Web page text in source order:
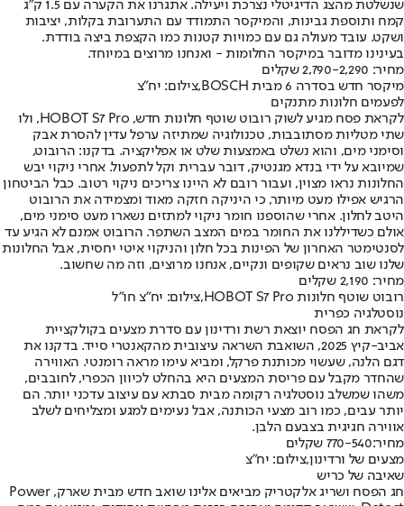
שנשלטת מהצג הדיגיטלי נצרכת ויעילה. אתגרנו את הקערה עם 1.5 ק"ג
קמח ותוספת גבינות, והמיקסר התמודד עם התערובת בקלות, יציבות
ושקט. עובד מעולה גם עם כמויות קטנות כמו הקצפת ביצה בודדת.
בעינינו מדובר במיקסר החלומות - ואנחנו מרוצים במיוחד.
מחיר: 2,790-2,290 שקלים
מיקסר חדש בסדרה 6 מבית BOSCH,צילום: יח"צ
לפעמים חלונות מתנקים
לקראת פסח מגיע לשוק רובוט שוטף חלונות חדש, HOBOT S7 Pro, ולו
שתי מטליות מסתובבות, טכנולוגיה שמתיזה ערפל עדין להסרת אבק
וסימני מים, והוא נשלט באמצעות שלט או אפליקציה. בדקנו: הרובוט,
שמיובא על ידי בנדא מגנטיק, דובר עברית וקל לתפעול. אחרי ניקוי יבש
החלונות נראו מצוין, ועבור רובם לא היינו צריכים ניקוי רטוב. כבל הביטחון
הרגיש אפילו מעט מיותר, כי היניקה חזקה מאוד ומצמידה את הרובוט
היטב לחלון. אחרי שהוספנו חומר ניקוי למתזים נשארו מעט סימני מים,
אולם כשדיללנו את החומר במים המצב השתפר. הרובוט אמנם לא הגיע עד
לסנטימטר האחרון של הפינות בכל חלון והניקוי איטי יחסית, אבל החלונות
שלנו שוב נראים שקופים ונקיים, אנחנו מרוצים, וזה מה שחשוב.
מחיר: 2,190 שקלים
רובוט שוטף חלונות HOBOT S7 Pro,צילום: יח"צ חו"ל
נוסטלגיה כפרית
לקראת חג הפסח יוצאת רשת ורדינון עם סדרת מצעים בקולקציית
אביב-קיץ 2025, השואבת השראה עיצובית מהקאנטרי סייד. בדקנו את
דגם הלנה, שעשוי מכותנת פרקל, ומביא עימו מראה רומנטי. האווירה
שהחדר מקבל עם פריסת המצעים היא בהחלט לכיוון הכפרי, לחובבים,
משהו שמשלב נוסטלגיה רקומה מבית סבתא עם עיצוב עדכני יותר. הם
יותר עבים, כמו רוב מצעי הכותנה, אבל נעימים למגע ומצליחים לשלב
אווירה חגיגית בצבעם הלבן.
מחיר:770-540 שקלים
מצעים של ורדינון,צילום: יח"צ
שאיבה של כריש
חג הפסח ושריג אלקטריק מביאים אלינו שואב חדש מבית שארק, Power